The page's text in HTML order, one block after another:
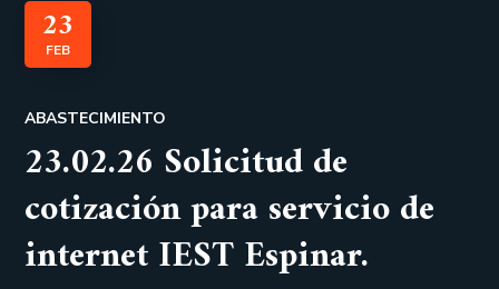
23
FEB
ABASTECIMIENTO
23.02.26 Solicitud de
cotización para servicio de
internet IEST Espinar.